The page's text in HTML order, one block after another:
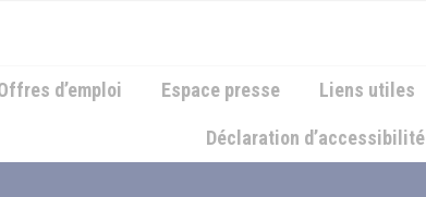
d’emploi Espace presse Liens utiles
Déclaration d’accessibilité